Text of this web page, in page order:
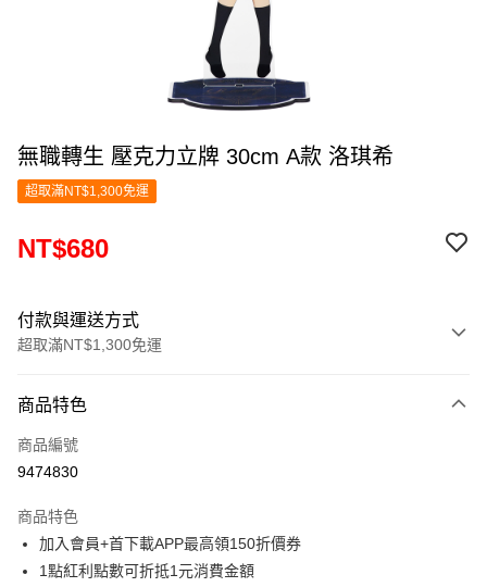
無職轉生 壓克力立牌 30cm A款 洛琪希
超取滿NT$1,300免運
NT$680
付款與運送方式
超取滿NT$1,300免運
信用卡一次付款
超商取貨付款
Apple Pay
悠遊付
商品特色
商品編號
9474830
商品特色
加入會員+首下載APP最高領150折價券
1點紅利點數可折抵1元消費金額